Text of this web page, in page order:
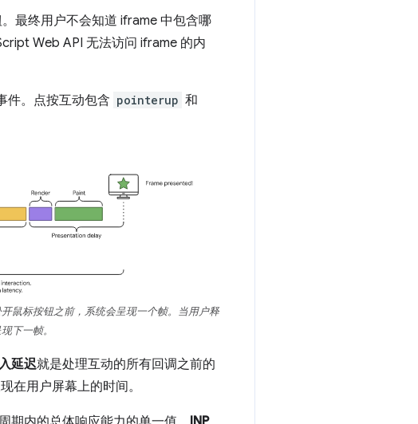
最终用户不会知道 iframe 中包含哪
Web API 无法访问 iframe 的内
件。点按互动包含 pointerup 和
鼠标按钮之前，系统会呈现一个帧。当用户释
下一帧。
延迟就是处理互动的所有回调之前的
在用户屏幕上的时间。